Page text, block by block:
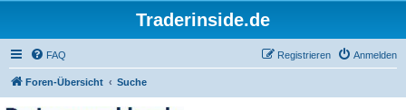
Traderinside.de
FAQ Anmelden
Registrieren
Foren-Übersicht Suche